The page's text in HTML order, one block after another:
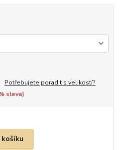
Potřebujete poradit s velikostí?
sleva)